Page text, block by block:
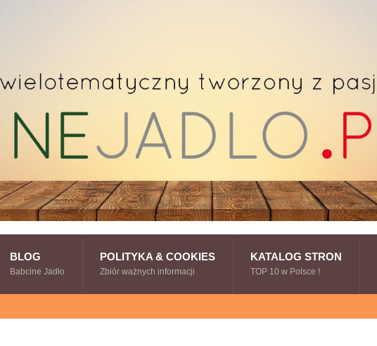
BLOG
Babcine Jadło
POLITYKA & COOKIES
Zbiór ważnych informacji
KATALOG STRON
TOP 10 w Polsce !